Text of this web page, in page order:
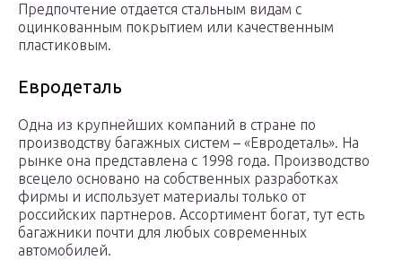
Предпочтение отдается стальным видам с
оцинкованным покрытием или качественным
пластиковым.
Евродеталь
Одна из крупнейших компаний в стране по
производству багажных систем – «Евродеталь». На
рынке она представлена с 1998 года. Производство
всецело основано на собственных разработках
фирмы и использует материалы только от
российских партнеров. Ассортимент богат, тут есть
багажники почти для любых современных
автомобилей.